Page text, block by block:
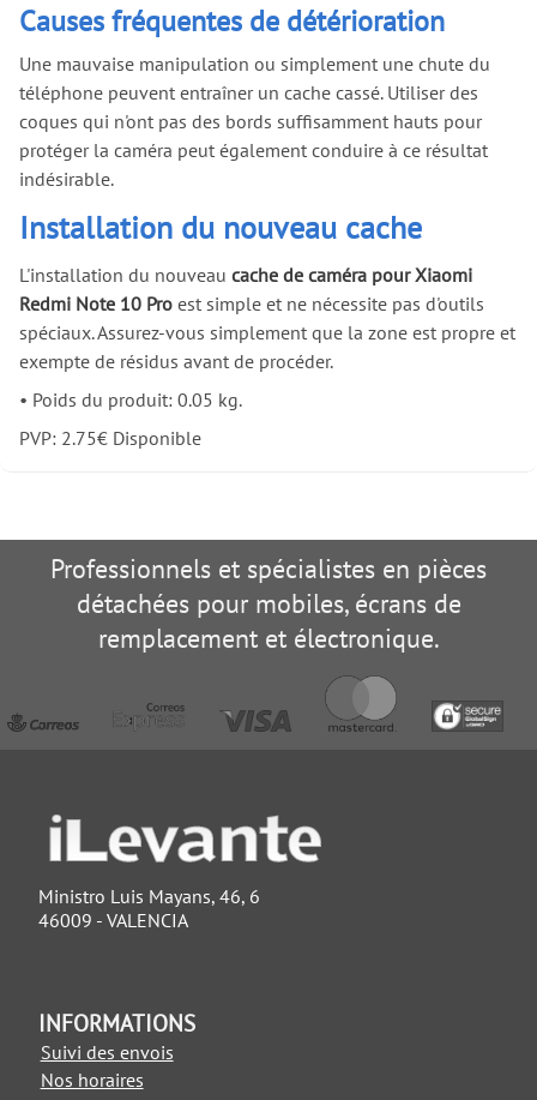
Causes fréquentes de détérioration
Une mauvaise manipulation ou simplement une chute du
téléphone peuvent entraîner un cache cassé. Utiliser des
coques qui n'ont pas des bords suffisamment hauts pour
protéger la caméra peut également conduire à ce résultat
indésirable.
Installation du nouveau cache
L'installation du nouveau cache de caméra pour Xiaomi
Redmi Note 10 Pro est simple et ne nécessite pas d'outils
spéciaux. Assurez-vous simplement que la zone est propre et
exempte de résidus avant de procéder.
• Poids du produit: 0.05 kg.
PVP: 2.75€ Disponible
Professionnels et spécialistes en pièces
détachées pour mobiles, écrans de
remplacement et électronique.
Ministro Luis Mayans, 46, 6
46009 - VALENCIA
INFORMATIONS
Suivi des envois
Nos horaires